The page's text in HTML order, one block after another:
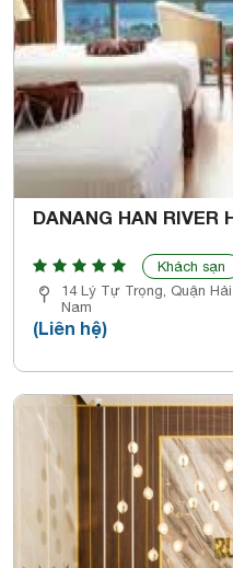
DANANG HAN RIVER
Khách sạn
14 Lý Tự Trọng, Quận
Nam
(Liên hệ)